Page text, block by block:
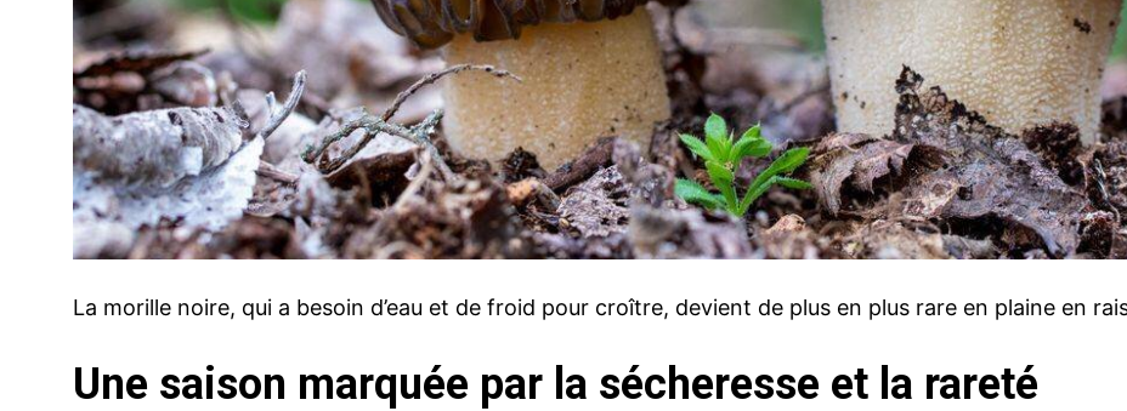
La morille noire, qui a besoin d’eau et de froid pour croître, devient de plus en plus rare en plaine en
Une saison marquée par la sécheresse et la rareté